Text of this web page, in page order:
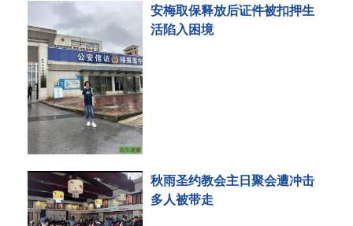
安梅取保释放后证件被扣押生
活陷入困境
秋雨圣约教会主日聚会遭冲击
多人被带走